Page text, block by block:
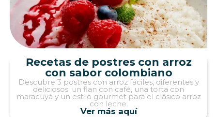
Recetas de postres con arroz
con sabor colombiano
Descubre 3 postres con arroz fáciles, diferentes y
deliciosos: un flan con café, una torta con
maracuyá y un estilo gourmet para el clásico arroz
con leche.
Ver más aquí